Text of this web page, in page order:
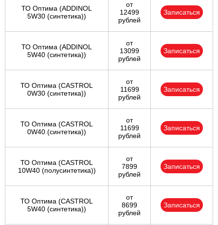
ТО Оптима (ADDINOL
5W30 (синтетика))
от
12499
рублей
Записаться
ТО Оптима (ADDINOL
5W40 (синтетика))
от
13099
рублей
Записаться
ТО Оптима (CASTROL
0W30 (синтетика))
от
11699
рублей
Записаться
ТО Оптима (CASTROL
0W40 (синтетика))
от
11699
рублей
Записаться
ТО Оптима (CASTROL
10W40 (полусинтетика))
от
7899
рублей
Записаться
ТО Оптима (CASTROL
5W40 (синтетика))
от
8699
рублей
Записаться